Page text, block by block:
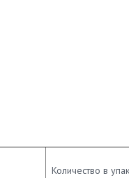
Количество в